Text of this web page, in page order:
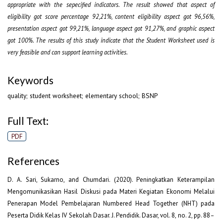
appropriate with the sepecified indicators. The result showed that aspect of
eligibility got score percentage 92,21%, content eligibility aspect got 96,56%,
presentation aspect got 99,21%, language aspect got 91,27%, and graphic aspect
got 100%. The results of this study indicate that the Student Worksheet used is
very feasible and can support learning activities.
Keywords
quality; student worksheet; elementary school; BSNP
Full Text:
PDF
References
D. A. Sari, Sukarno, and Chumdari. (2020). Peningkatkan Keterampilan
Mengomunikasikan Hasil Diskusi pada Materi Kegiatan Ekonomi Melalui
Penerapan Model Pembelajaran Numbered Head Together (NHT) pada
Peserta Didik Kelas IV Sekolah Dasar. J. Pendidik. Dasar, vol. 8, no. 2, pp. 88–